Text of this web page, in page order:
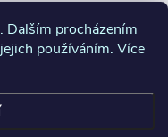
Dalším procházením
používáním. Více